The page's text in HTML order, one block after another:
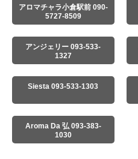
アロマチャラ小倉駅前 090-
5727-8509
アンジェリー 093-533-
1327
Siesta 093-533-1303
Aroma Da 弘 093-383-
1030